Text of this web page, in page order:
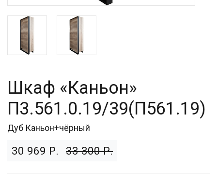
Шкаф «Каньон»
П3.561.0.19/39(П561.19)
Дуб Каньон+чёрный
30 969 Р. 33 300 Р.